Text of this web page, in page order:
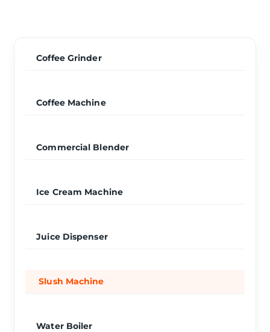
Coffee Grinder
Coffee Machine
Commercial Blender
Ice Cream Machine
Juice Dispenser
Slush Machine
Water Boiler